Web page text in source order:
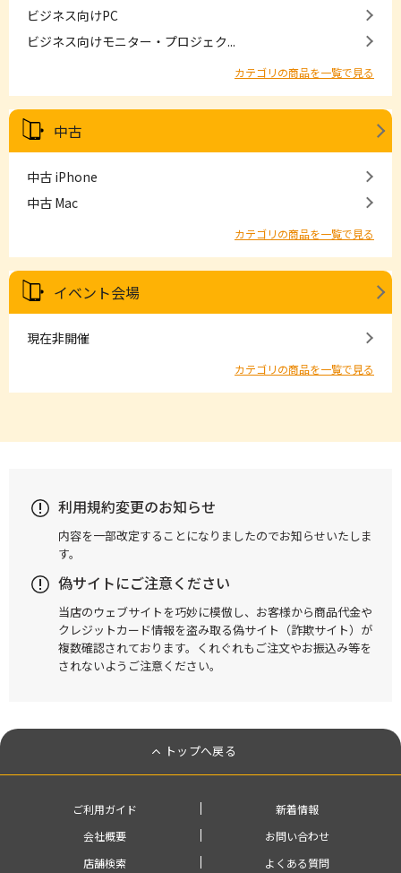
ビジネス向けPC
ビジネス向けモニター・プロジェク...
カテゴリの商品を一覧で見る
中古
中古 iPhone
中古 Mac
カテゴリの商品を一覧で見る
イベント会場
現在非開催
カテゴリの商品を一覧で見る
利用規約変更のお知らせ
内容を一部改定することになりましたのでお知らせいたしま
す。
偽サイトにご注意ください
当店のウェブサイトを巧妙に模倣し、お客様から商品代金や
クレジットカード情報を盗み取る偽サイト（詐欺サイト）が
複数確認されております。くれぐれもご注文やお振込み等を
されないようご注意ください。
トップへ戻る
ご利用ガイド
新着情報
会社概要
お問い合わせ
店舗検索
よくある質問